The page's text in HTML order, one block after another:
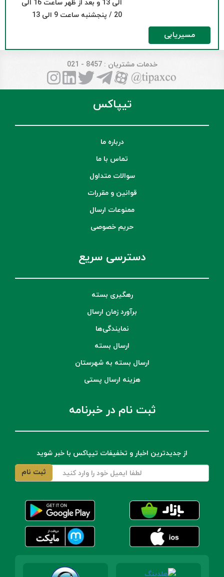
الی 13 و بعد از ظهر ساعت 16 الی
20 / پنجشنبه ساعت 9 الی 13
مسیریابی
خدمات مشتریان : 8457 - 021
تیپاکس
درباره ما
تماس با ما
سوالات متداول
قوانین و مقررات
ممنوعات ارسال
حریم خصوصی
دسترسی سریع
رهگیری بسته
برآورد زمان ارسال
نمایندگی‌ها
ارسال بسته
ارسال بسته به شهرستان
هزینه ارسال پستی
ثبت نام در خبرنامه
از جدیدترین اخبار و تخفیفات تیپاکس با خبر شوید